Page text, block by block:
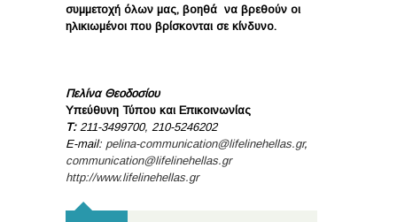
συμμετοχή όλων μας, βοηθά να βρεθούν οι
ηλικιωμένοι που βρίσκονται σε κίνδυνο.
Πελίνα Θεοδοσίου
Υπεύθυνη Τύπου και Επικοινωνίας
Τ:211-3499700, 210-5246202
E-mail: pelina-communication@lifelinehellas.gr,
communication@lifelinehellas.gr
http://www.lifelinehellas.gr